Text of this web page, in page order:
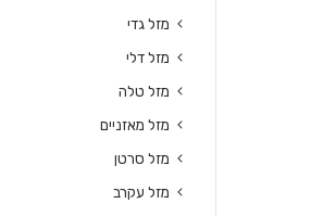
מזל גדי
מזל דלי
מזל טלה
מזל מאזניים
מזל סרטן
מזל עקרב